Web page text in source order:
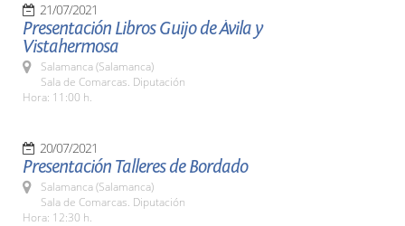
21/07/2021
Presentación Libros Guijo de Ávila y
Vistahermosa
Salamanca (Salamanca)
Sala de Comarcas. Diputación
Hora: 11:00 h.
20/07/2021
Presentación Talleres de Bordado
Salamanca (Salamanca)
Sala de Comarcas. Diputación
Hora: 12:30 h.